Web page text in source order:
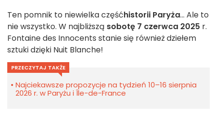
Ten pomnik to niewielka częśćhistorii Paryża... Ale to
nie wszystko. W najbliższą sobotę 7 czerwca 2025 r.
Fontaine des Innocents stanie się również dziełem
sztuki dzięki Nuit Blanche!
PRZECZYTAJ TAKŻE
Najciekawsze propozycje na tydzień 10–16 sierpnia
2026 r. w Paryżu i Île-de-France